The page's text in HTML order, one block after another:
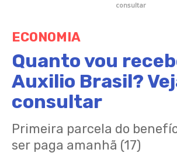
consultar
ECONOMIA
Quanto vou
Auxilio Brasil?
consultar
Primeira parcela do
ser paga amanhã (17)